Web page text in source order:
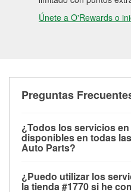
Únete a O'Rewards o
Preguntas
¿Todos los servicios
disponibles en todas
Auto Parts?
las pruebas de batería,
¿Puedo utilizar los
la tienda #1770 si he